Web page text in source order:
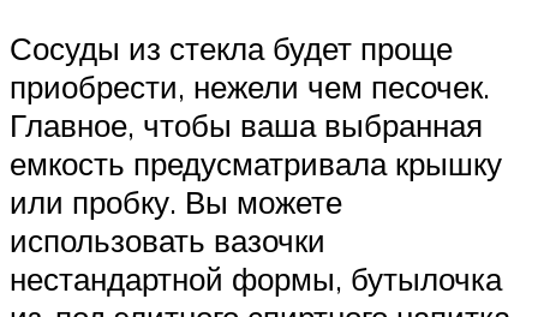
Сосуды из стекла будет проще
приобрести, нежели чем песочек.
Главное, чтобы ваша выбранная
емкость предусматривала крышку
или пробку. Вы можете
использовать вазочки
нестандартной формы, бутылочка